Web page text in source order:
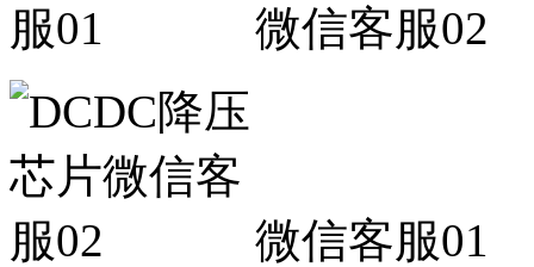
微信客服02
微信客服01